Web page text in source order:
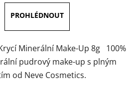
3,0
z
5
hvězdiček.
Minerální Make-Up 8g 100%
pudrový make-up s plným
od Neve Cosmetics.